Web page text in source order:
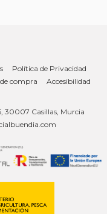
Política de Privacidad
compra Accesibilidad
30007 Casillas, Murcia